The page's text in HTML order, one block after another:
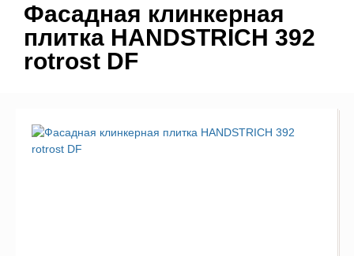
Фасадная клинкерная
плитка HANDSTRICH 392
rotrost DF